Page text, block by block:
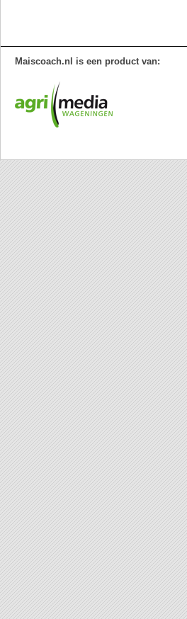
Maiscoach.nl is een product van: